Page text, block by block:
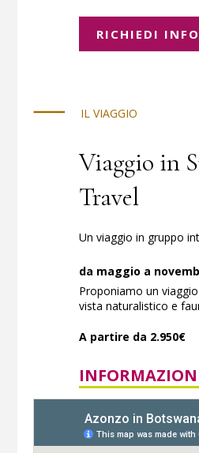
RICHIEDI
IL VIAGGIO
Viaggio in
Travel
Un viaggio in gruppo
da maggio a
Proponiamo un
vista naturalistico e
A partire da 2.950€